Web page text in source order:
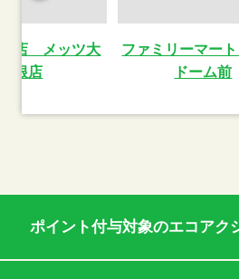
店 メッツ大
曽根店
ファミリーマー
ドーム前
ポイント付与対象のエコアク